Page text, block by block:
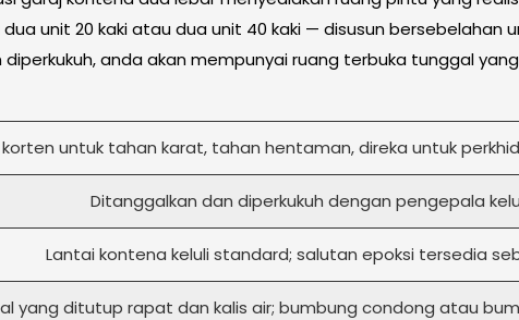
unit 20 kaki atau dua unit 40 kaki — disusun bersebelahan
anda akan mempunyai ruang terbuka tunggal
korten untuk tahan karat, tahan hentaman, direka untuk
Ditanggalkan dan diperkukuh dengan pengepala
Lantai kontena keluli standard; salutan epoksi tersedia
yang ditutup rapat dan kalis air; bumbung condong atau